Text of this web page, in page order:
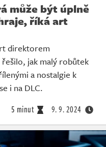
může být úplně
říká art
direktorem
jak malý robůtek
a nostalgie k
i na DLC.
5 minut 9. 9. 2024